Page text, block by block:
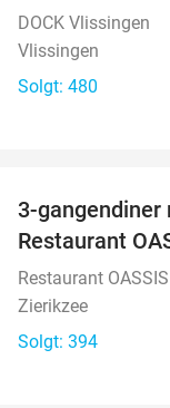
DOCK Vlissingen
Vlissingen
Solgt: 480
3-gangendiner
Restaurant
Restaurant OASSIS
Zierikzee
Solgt: 394